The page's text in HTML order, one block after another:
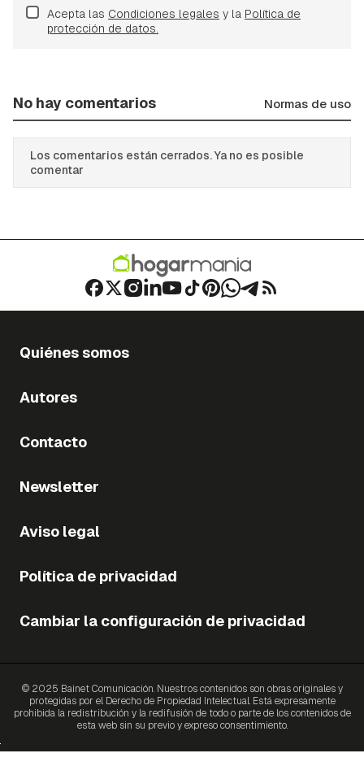
Acepta las Condiciones legales y la Política de
protección de datos.
No hay comentarios Normas de uso
Los comentarios están cerrados. Ya no es posible
comentar
Quiénes somos
Autores
Contacto
Newsletter
Aviso legal
Política de privacidad
Cambiar la configuración de privacidad
© 2025 Bainet Comunicación. Nuestros contenidos son obras originales y
protegidas por el Derecho de Propiedad Intelectual. Está expresamente
prohibida la redistribución y la redifusión de todo o parte de los contenidos de
esta web sin su previo y expreso consentimiento.